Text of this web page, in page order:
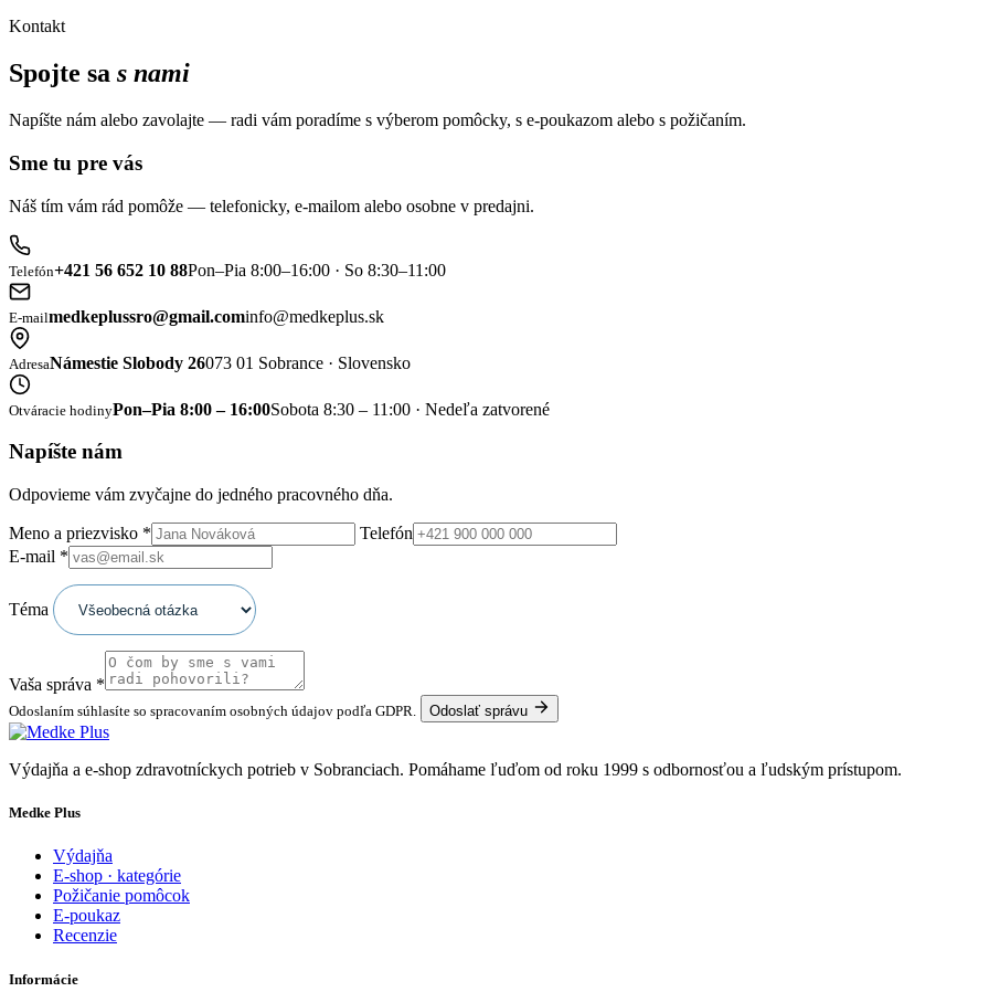
Kontakt
Spojte sa s nami
Napíšte nám alebo zavolajte — radi vám poradíme s výberom pomôcky, s e-poukazom alebo s požičaním.
Sme tu pre vás
Náš tím vám rád pomôže — telefonicky, e-mailom alebo osobne v predajni.
Telefón+421 56 652 10 88Pon–Pia 8:00–16:00 · So 8:30–11:00
E-mailmedkeplussro@gmail.cominfo@medkeplus.sk
AdresaNámestie Slobody 26073 01 Sobrance · Slovensko
Otváracie hodinyPon–Pia 8:00 – 16:00Sobota 8:30 – 11:00 · Nedeľa zatvorené
Napíšte nám
Odpovieme vám zvyčajne do jedného pracovného dňa.
Meno a priezvisko *
Telefón
E-mail *
Téma
Vaša správa *
Odoslaním súhlasíte so spracovaním osobných údajov podľa GDPR. Odoslať správu
Výdajňa a e-shop zdravotníckych potrieb v Sobranciach. Pomáhame ľuďom od roku 1999 s odbornosťou a ľudským prístupom.
Medke Plus
Výdajňa
E-shop · kategórie
Požičanie pomôcok
E-poukaz
Recenzie
Informácie